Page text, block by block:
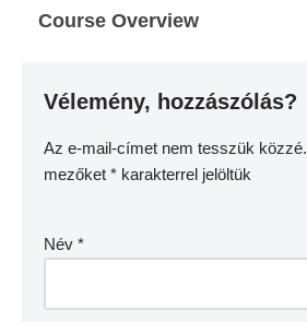
Course Overview
Vélemény, hozzászólás?
Az e-mail-címet nem tesszük közzé.
mezőket * karakterrel jelöltük
Név *